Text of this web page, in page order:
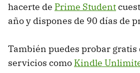
hacerte de Prime Student
año y dispones de 90 días de
También puedes probar gratis
servicios como Kindle